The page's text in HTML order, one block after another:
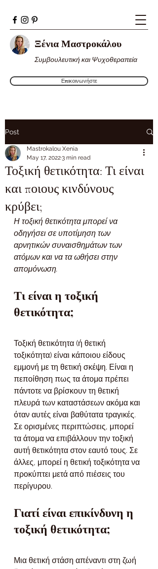
Ξένια Μαστροκάλου
Συμβουλευτική και Ψυχοθεραπεία
Επικοινωνήστε
Post
Τοξική θετικότητα: Τι είναι
και ποιους κινδύνους
κρύβει;
Mastrokalou Xenia
May 17, 20223 min read
Η τοξική θετικότητα μπορεί να
οδηγήσει σε υποτίμηση των
αρνητικών συναισθημάτων των
ατόμων και να τα ωθήσει στην
απομόνωση.
Τι είναι η τοξική
θετικότητα;
Τοξική θετικότητα (ή θετική
τοξικότητα) είναι κάποιου είδους
εμμονή με τη θετική σκέψη. Είναι η
πεποίθηση πως τα άτομα πρέπει
πάντοτε να βρίσκουν τη θετική
πλευρά των καταστάσεων ακόμα και
όταν αυτές είναι βαθύτατα τραγικές.
Σε ορισμένες περιπτώσεις, μπορεί
τα άτομα να επιβάλλουν την τοξική
αυτή θετικότητα στον εαυτό τους. Σε
άλλες, μπορεί η θετική τοξικότητα να
προκύπτει μετά από πιέσεις του
περίγυρου.
Γιατί είναι επικίνδυνη η
τοξική θετικότητα;
Μια θετική στάση απέναντι στη ζωή